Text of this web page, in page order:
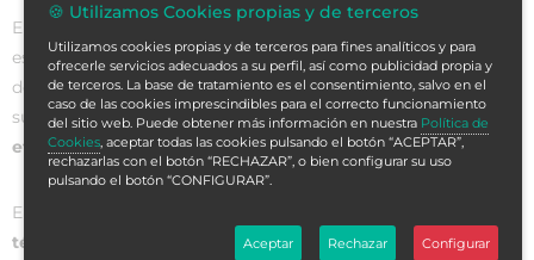
El
Curso en Supervisión Eficaz: Manual para Supervisados
es una formación diseñada para aquellos profesionales que
deseenincrementar sus habilidadesen el campo de la
supervisión y convertirse ensupervisores altamente
eficaces en cualquier entorno laboral.
En este curso, los participantes aprenderán las
técnicas más innovadoras y efectivas en supervisión,
🍪 Utilizamos Cookies propias y de terceros
Utilizamos cookies propias y de terceros para fines analíticos y para
ofrecerle servicios adecuados a su perfil, así como publicidad propia y
de terceros. La base de tratamiento es el consentimiento, salvo en el
caso de las cookies imprescindibles para el correcto funcionamiento
del sitio web. Puede obtener más información en nuestra Política de
Cookies, aceptar todas las cookies pulsando el botón “ACEPTAR”,
rechazarlas con el botón “RECHAZAR”, o bien configurar su uso
pulsando el botón “CONFIGURAR”.
Aceptar Rechazar Configurar